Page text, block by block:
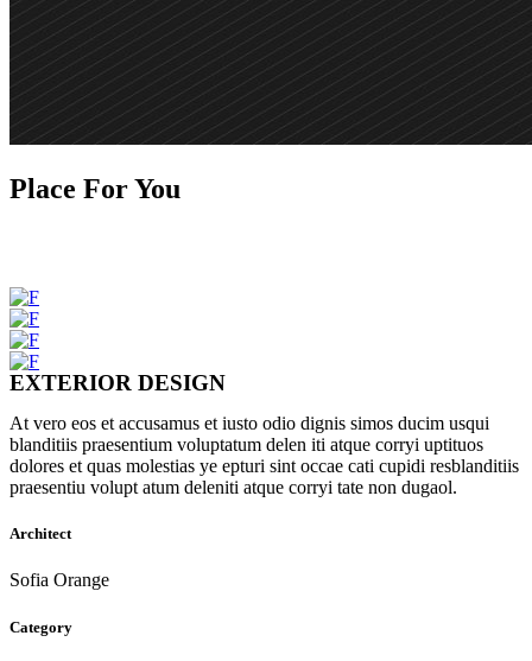
Place For You
EXTERIOR DESIGN
At vero eos et accusamus et iusto odio dignis simos ducim usqui
blanditiis praesentium voluptatum delen iti atque corryi uptituos
dolores et quas molestias ye epturi sint occae cati cupidi resblanditiis
praesentiu volupt atum deleniti atque corryi tate non dugaol.
Architect
Sofia Orange
Category